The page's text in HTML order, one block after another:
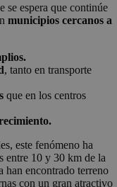
se espera que continúe
municipios cercanos a
, tanto en transporte
que en los centros
este fenómeno ha
entre 10 y 30 km de la
han encontrado terreno
con un gran atractivo